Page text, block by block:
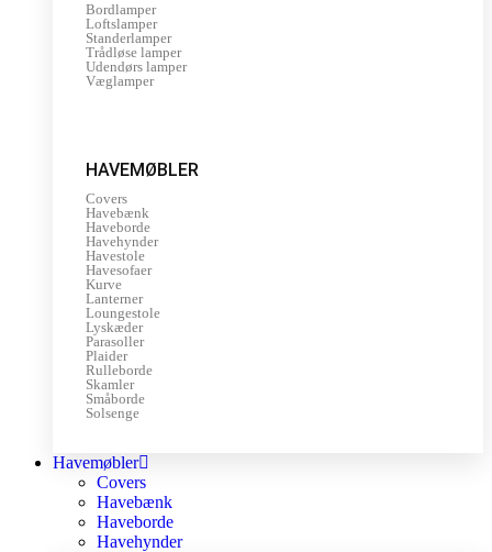
Bordlamper
Loftslamper
Standerlamper
Trådløse lamper
Udendørs lamper
Væglamper
HAVEMØBLER
Covers
Havebænk
Haveborde
Havehynder
Havestole
Havesofaer
Kurve
Lanterner
Loungestole
Lyskæder
Parasoller
Plaider
Rulleborde
Skamler
Småborde
Solsenge
Havemøbler
Covers
Havebænk
Haveborde
Havehynder